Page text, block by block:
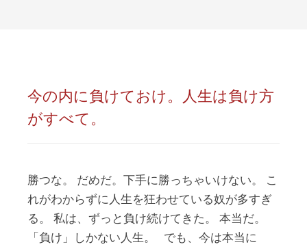
今の内に負けておけ。人生は負け方
がすべて。
勝つな。 だめだ。下手に勝っちゃいけない。 こ
れがわからずに人生を狂わせている奴が多すぎ
る。 私は、ずっと負け続けてきた。 本当だ。
「負け」しかない人生。 でも、今は本当に